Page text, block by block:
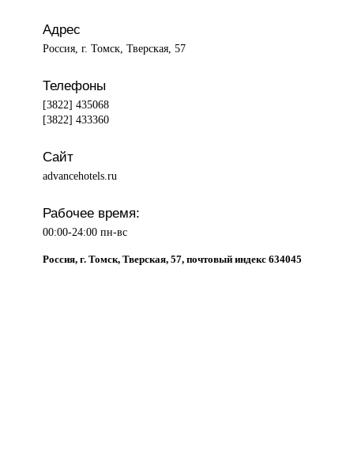
Адрес
Россия, г. Томск, Тверская, 57
Телефоны
[3822] 435068
[3822] 433360
Сайт
advancehotels.ru
Рабочее время:
00:00-24:00 пн-вс
Россия, г. Томск, Тверская, 57, почтовый индекс 634045